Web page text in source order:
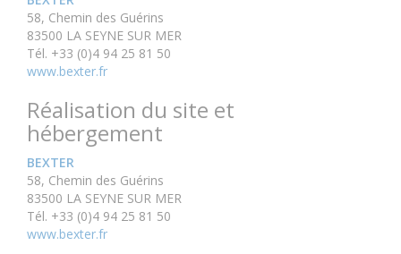
58, Chemin des Guérins
83500 LA SEYNE SUR MER
Tél. +33 (0)4 94 25 81 50
www.bexter.fr
Réalisation du site et
hébergement
BEXTER
58, Chemin des Guérins
83500 LA SEYNE SUR MER
Tél. +33 (0)4 94 25 81 50
www.bexter.fr